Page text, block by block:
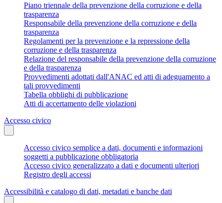
Piano triennale della prevenzione della corruzione e della
trasparenza
Responsabile della prevenzione della corruzione e della
trasparenza
Regolamenti per la prevenzione e la repressione della
corruzione e della trasparenza
Relazione del responsabile della prevenzione della corruzione
e della trasparenza
Provvedimenti adottati dall'ANAC ed atti di adeguamento a
tali provvedimenti
Tabella obblighi di pubblicazione
Atti di accertamento delle violazioni
Accesso civico
Accesso civico semplice a dati, documenti e informazioni
soggetti a pubblicazione obbligatoria
Accesso civico generalizzato a dati e documenti ulteriori
Registro degli accessi
Accessibilità e catalogo di dati, metadati e banche dati